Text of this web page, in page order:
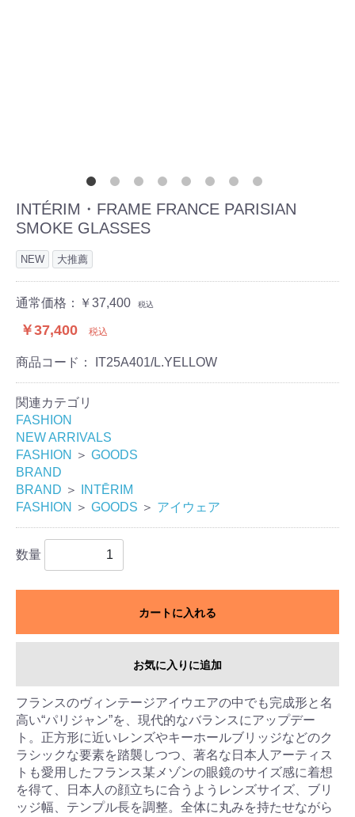
INTÉRIM・FRAME FRANCE PARISIAN
SMOKE GLASSES
NEW 大推薦
通常価格：￥37,400 税込
￥37,400 税込
商品コード： IT25A401/L.YELLOW
関連カテゴリ
FASHION
NEW ARRIVALS
FASHION
＞ GOODS
BRAND
BRAND ＞
INTĒRIM
FASHION
＞ GOODS ＞ アイウェア
数量
カートに入れる
お気に入りに追加
フランスのヴィンテージアイウエアの中でも完成形と名
⾼い“パリジャン”を、現代的なバランスにアップデー
ト。正⽅形に近いレンズやキーホールブリッジなどのク
ラシックな要素を踏襲しつつ、著名な⽇本⼈アーティス
トも愛⽤したフランス某メゾンの眼鏡のサイズ感に着想
を得て、⽇本⼈の顔⽴ちに合うようレンズサイズ、ブリ
ッジ幅、テンプル⻑を調整。全体に丸みを持たせながら